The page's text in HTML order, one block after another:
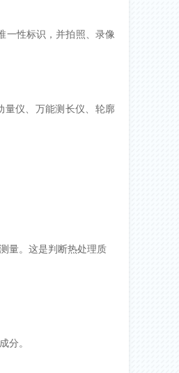
一性标识，并拍照、录像
量仪、万能测长仪、轮廓
量。这是判断热处理质
分。